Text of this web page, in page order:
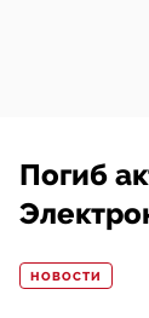
Погиб
НОВОСТИ